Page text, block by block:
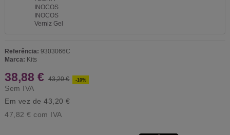
Referência: 9303066C
Marca: Kits
38,88 € 43,20 € -10%
Sem IVA
Em vez de 43,20 €
47,82 € com IVA